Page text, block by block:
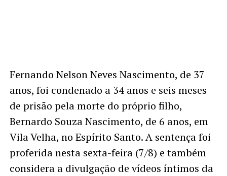
Fernando Nelson Neves Nascimento, de 37
anos, foi condenado a 34 anos e seis meses
de prisão pela morte do próprio filho,
Bernardo Souza Nascimento, de 6 anos, em
Vila Velha, no Espírito Santo. A sentença foi
proferida nesta sexta-feira (7/8) e também
considera a divulgação de vídeos íntimos da